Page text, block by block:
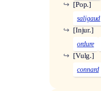
[Pop.]
↪
saligaud
[Injur.]
↪
ordure
[Vulg.]
↪
connard